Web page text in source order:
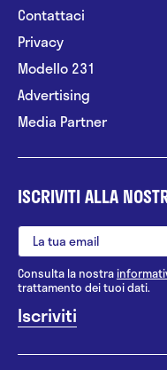
Contattaci
Privacy
Modello 231
Advertising
Media Partner
ISCRIVITI ALLA
Consulta la nostra
trattamento dei tuoi dati.